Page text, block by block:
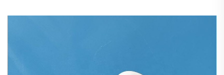
절연 및 유전체: 알루미나, 알루미늄 나이트라이드 등은